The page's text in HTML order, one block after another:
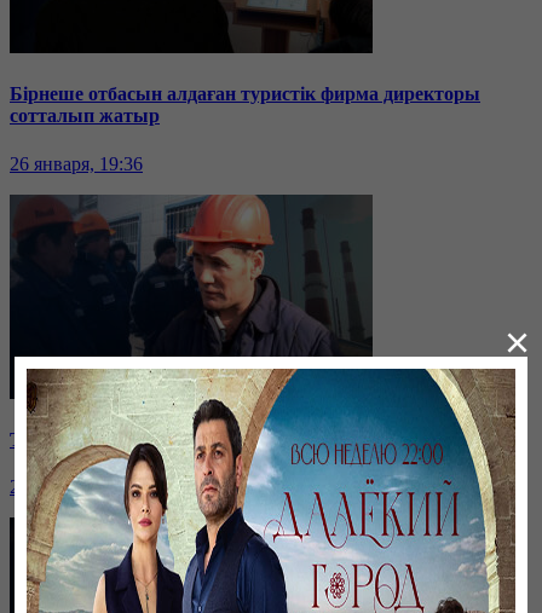
Бірнеше отбасын алдаған туристік фирма директоры
сотталып жатыр
26 января, 19:36
Таразда ТЭЦ қызметкерлері жалақы көтеруді талап етті
26 января, 19:36
×